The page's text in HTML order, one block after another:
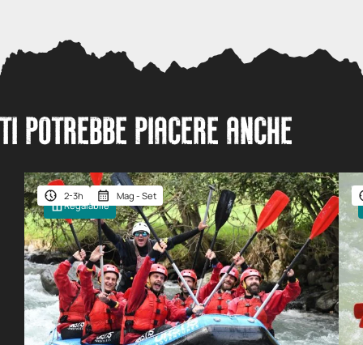
TI POTREBBE PIACERE ANCHE
Regalabile
2-3h Mag - Set